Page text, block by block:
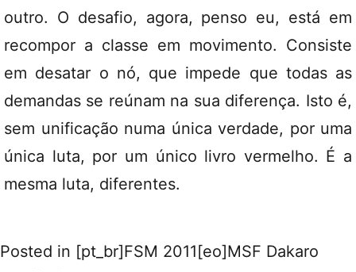
outro. O desafio, agora, penso eu, está em
recompor a classe em movimento. Consiste
em desatar o nó, que impede que todas as
demandas se reúnam na sua diferença. Isto é,
sem unificação numa única verdade, por uma
única luta, por um único livro vermelho. É a
mesma luta, diferentes.
Posted in [pt_br]FSM 2011[eo]MSF Dakaro